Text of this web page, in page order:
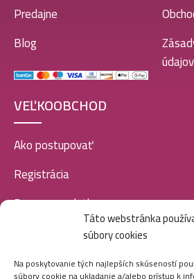
Táto webstránka
súbory cookies
Na poskytovanie tých najlepších skúseností
Predajne
Blog
údajov
VEĽKOOBCHOD
Ako postupovať
Registrácia
Doprava a platba
SOCIÁLNE SIETE